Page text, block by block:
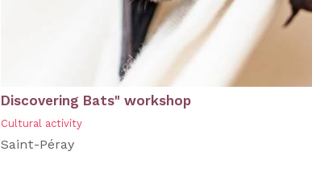
Discovering Bats" workshop
Cultural activity
Saint-Péray